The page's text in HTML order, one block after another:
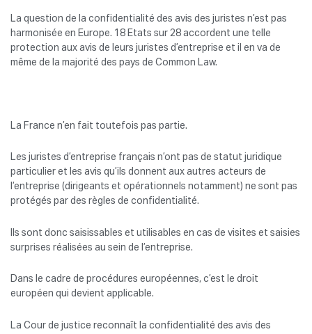
La question de la confidentialité des avis des juristes n’est pas
harmonisée en Europe. 18 Etats sur 28 accordent une telle
protection aux avis de leurs juristes d’entreprise et il en va de
même de la majorité des pays de Common Law.
La France n’en fait toutefois pas partie.
Les juristes d’entreprise français n’ont pas de statut juridique
particulier et les avis qu’ils donnent aux autres acteurs de
l’entreprise (dirigeants et opérationnels notamment) ne sont pas
protégés par des règles de confidentialité.
Ils sont donc saisissables et utilisables en cas de visites et saisies
surprises réalisées au sein de l’entreprise.
Dans le cadre de procédures européennes, c’est le droit
européen qui devient applicable.
La Cour de justice reconnaît la confidentialité des avis des